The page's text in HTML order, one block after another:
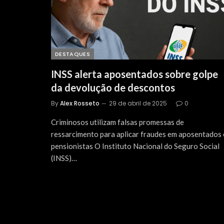
DESTAQUES
INSS alerta aposentados sobre golpe
da devolução de descontos
ByAlex Rosseto 29 de abril de 2025 0
Criminosos utilizam falsas promessas de
ressarcimento para aplicar fraudes em aposentados
pensionistas O Instituto Nacional do Seguro Social
(INSS)…